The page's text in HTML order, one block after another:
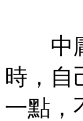
中庸
時，自
一點，